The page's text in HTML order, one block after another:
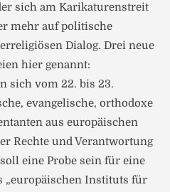
sich am Karikaturenstreit
mehr auf politische
Dialog. Drei neue
hier genannt:
sich vom 22. bis 23.
evangelische, orthodoxe
aus europäischen
Rechte und Verantwortung
eine Probe sein für eine
„europäischen Instituts für